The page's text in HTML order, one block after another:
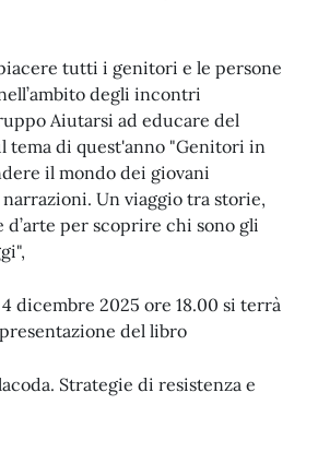
tutti i genitori e le persone
degli incontri
Aiutarsi ad educare del
tema di quest'anno "Genitori in
il mondo dei giovani
Un viaggio tra storie,
d’arte per scoprire chi sono gli
dicembre 2025 ore 18.00 si terrà
del libro
Strategie di resistenza e